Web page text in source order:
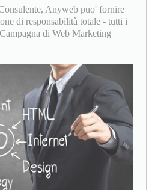
Anyweb puo' fornire
di responsabilità totale - tutti i
di Web Marketing